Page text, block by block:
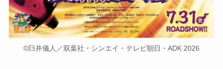
©臼井儀人／双葉社・シンエイ・テレビ朝日・ADK 2026